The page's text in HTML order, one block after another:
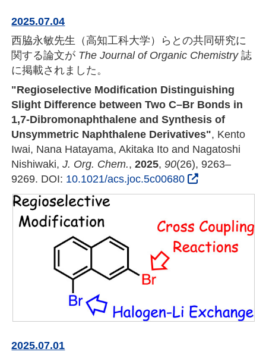
2025.07.04
西脇永敏先生（高知工科大学）らとの共同研究に
関する論文が The Journal of Organic Chemistry誌
に掲載されました。
"Regioselective Modification Distinguishing
Slight Difference between Two C–Br Bonds in
1,7-Dibromonaphthalene and Synthesis of
Unsymmetric Naphthalene Derivatives", Kento
Iwai, Nana Hatayama, Akitaka Ito and Nagatoshi
Nishiwaki,J. Org. Chem.,2025,90(26), 9263–
9269. DOI: 10.1021/acs.joc.5c00680
2025.07.01